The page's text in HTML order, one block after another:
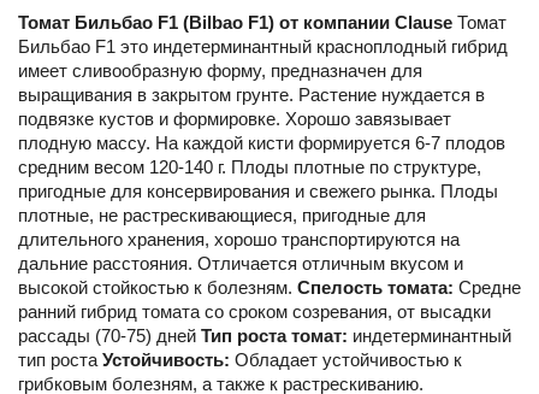
Томат Бильбао F1 (Bilbao F1) от компании Clause Томат
Бильбао F1 это индетерминантный красноплодный гибрид
имеет сливообразную форму, предназначен для
выращивания в закрытом грунте. Растение нуждается в
подвязке кустов и формировке. Хорошо завязывает
плодную массу. На каждой кисти формируется 6-7 плодов
средним весом 120-140 г. Плоды плотные по структуре,
пригодные для консервирования и свежего рынка. Плоды
плотные, не растрескивающиеся, пригодные для
длительного хранения, хорошо транспортируются на
дальние расстояния. Отличается отличным вкусом и
высокой стойкостью к болезням. Спелость томата: Средне
ранний гибрид томата со сроком созревания, от высадки
рассады (70-75) дней Тип роста томат: индетерминантный
тип роста Устойчивость: Обладает устойчивостью к
грибковым болезням, а также к растрескиванию.